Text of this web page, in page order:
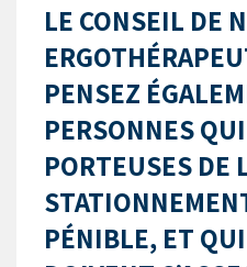
LE CONSEIL DE
PENSEZ
PERSONNES
PORTEUSES DE
PÉNIBLE, ET